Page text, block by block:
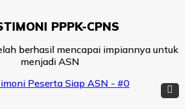
PPPK-CPNS
berhasil mencapai impiannya untuk
menjadi ASN